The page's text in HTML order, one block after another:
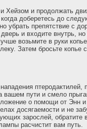
Хейзом и продолжать
доберетесь до
убрать препятствие с
и входите внутрь,
возьмите в руки
Затем бросьте копье
птеродактилей,
пути и смело
о помощи от Энн
досягаемости и не
зарослей,
расчистит вам путь.